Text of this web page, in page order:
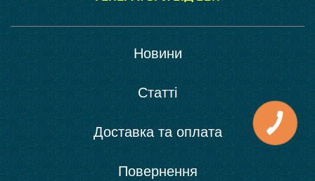
Новини
Статті
Доставка та оплата
Повернення